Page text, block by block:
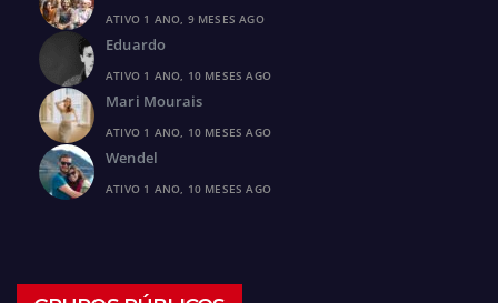
ATIVO 1 ANO, 9 MESES AGO
Eduardo
ATIVO 1 ANO, 10 MESES AGO
Mari Mourais
ATIVO 1 ANO, 10 MESES AGO
Wendel
ATIVO 1 ANO, 10 MESES AGO